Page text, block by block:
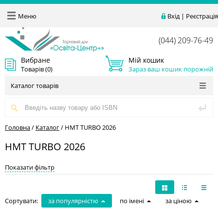
Вхід| Реєстрація
Меню
(044) 209-76-49
Вибране
Товарів (0)
Мій кошик
Зараз ваш кошик порожній
Каталог товарів
Головна/ Каталог/ НМТ TURBO 2026
НМТ TURBO 2026
Показати фільтр
Сортувати: за популярністю по імені за ціною